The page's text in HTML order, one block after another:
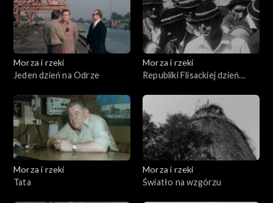
Morza i rzeki
Jeden dzień na Odrze
Morza i rzeki
Republiki Flisackiej dzień
Morza i rzeki
Tata
Morza i rzeki
Światło na wzgórzu